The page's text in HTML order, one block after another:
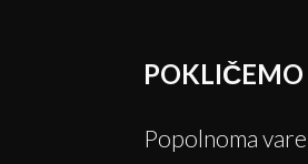
POKLIČEMO
Popolnoma